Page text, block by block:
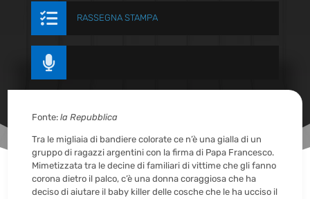
 RASSEGNA STAMPA

Fonte: la Repubblica
Tra le migliaia di bandiere colorate ce n’è una gialla di un
gruppo di ragazzi argentini con la firma di Papa Francesco.
Mimetizzata tra le decine di familiari di vittime che gli fanno
corona dietro il palco, c’è una donna coraggiosa che ha
deciso di aiutare il baby killer delle cosche che le ha ucciso il